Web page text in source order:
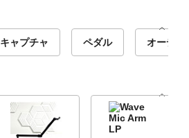
キャプチャ ペダル オーディ